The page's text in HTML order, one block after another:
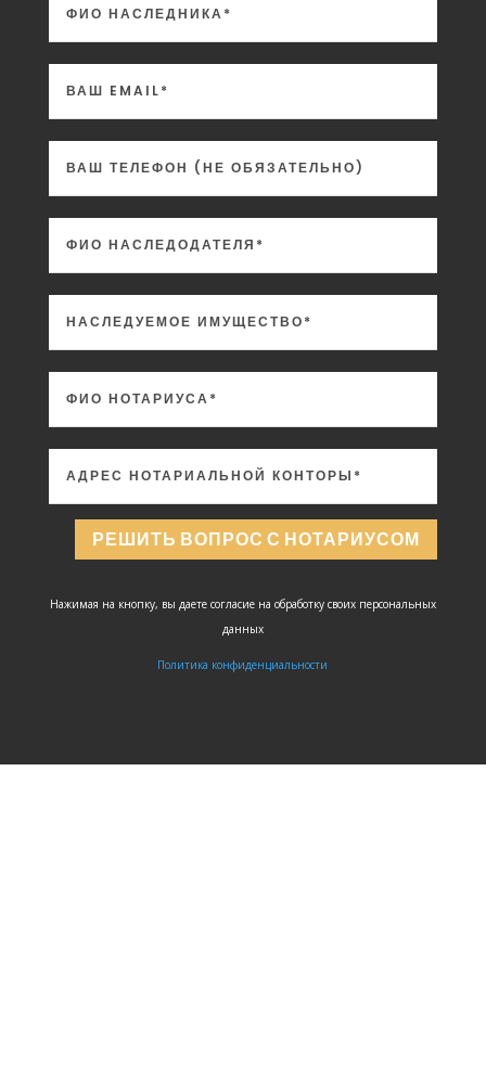
РЕШИТЬ ВОПРОС С НОТАРИУСОМ
Нажимая на кнопку, вы даете согласие на обработку своих персональных
данных
Политика конфиденциальности